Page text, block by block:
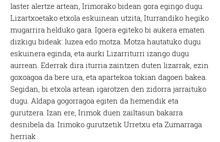
laster alertze artean, Irimorako bidean gora egingo dugu.
Lizartxoetako etxola eskuinean utzita, Iturrandiko hegiko
mugarrira helduko gara. Igoera egiteko bi aukera ematen
dizkigu bideak: luzea edo motza. Motza hautatuko dugu
eskuinera eginda, eta aurki Lizarriturri izango dugu
aurrean. Ederrak dira iturria zaintzen duten lizarrak, ezin
goxoagoa da bere ura, eta apartekoa tokian dagoen bakea.
Segidan, bi etxola artean igarotzen den zidorra jarraituko
dugu. Aldapa gogorragoa egiten da hemendik eta
gurutzera. Izan ere, Irimok duen zailtasun bakarra
desnibela da.Irimoko gurutzetik Urretxu eta Zumarraga
herriak